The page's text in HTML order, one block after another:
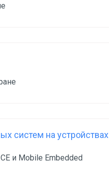
систем на устройствах
и Mobile Embedded